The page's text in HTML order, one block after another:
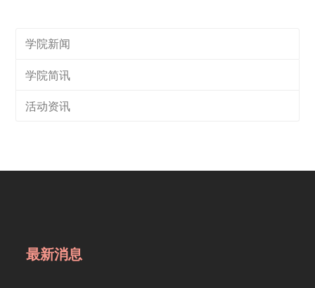
学院新闻
学院简讯
活动资讯
最新消息